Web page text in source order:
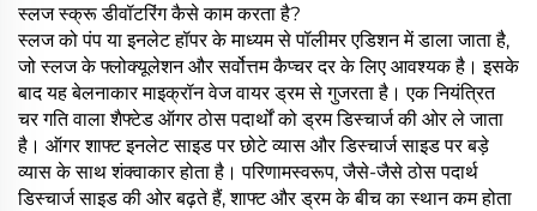
स्लज स्क्रू डीवॉटरिंग कैसे काम करता है?
स्लज को पंप या इनलेट हॉपर के माध्यम से पॉलीमर एडिशन में डाला जाता है,
जो स्लज के फ्लोक्यूलेशन और सर्वोत्तम कैप्चर दर के लिए आवश्यक है। इसके
बाद यह बेलनाकार माइक्रॉन वेज वायर ड्रम से गुजरता है। एक नियंत्रित
चर गति वाला शैफ्टेड ऑगर ठोस पदार्थों को ड्रम डिस्चार्ज की ओर ले जाता
है। ऑगर शाफ्ट इनलेट साइड पर छोटे व्यास और डिस्चार्ज साइड पर बड़े
व्यास के साथ शंक्वाकार होता है। परिणामस्वरूप, जैसे-जैसे ठोस पदार्थ
डिस्चार्ज साइड की ओर बढ़ते हैं, शाफ्ट और ड्रम के बीच का स्थान कम होता